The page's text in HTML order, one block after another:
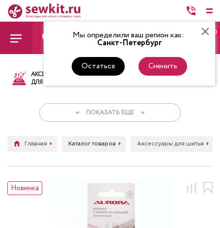
Мы определили ваш регион как:
Санкт-Петербург
Остаться Сменить
0
АКСЕССУАРЫ
ДЛЯ ШИТЬЯ
ТКАНИ НИТКИ
ПОКАЗАТЬ ЕЩЕ
Главная Каталог товаров Аксессуары для шитья
Новинка